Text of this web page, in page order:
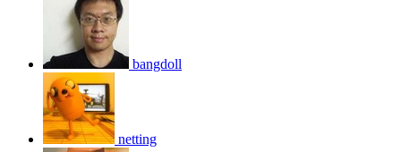
bangdoll
netting